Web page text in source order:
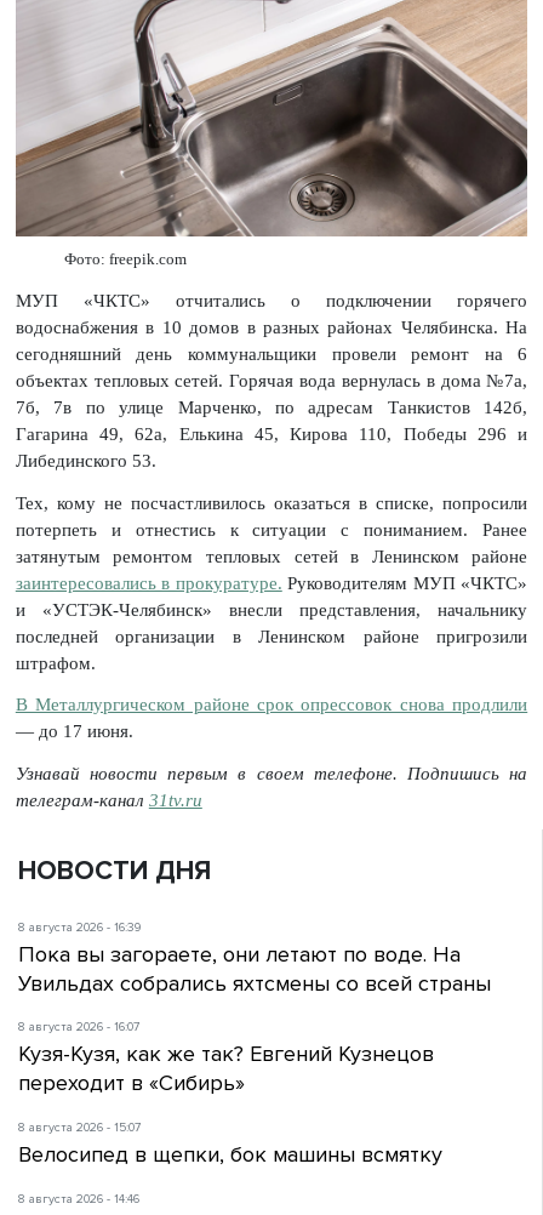
Фото: freepik.com
МУП «ЧКТС» отчитались о подключении горячего
водоснабжения в 10 домов в разных районах Челябинска. На
сегодняшний день коммунальщики провели ремонт на 6
объектах тепловых сетей. Горячая вода вернулась в дома №7а,
7б, 7в по улице Марченко, по адресам Танкистов 142б,
Гагарина 49, 62а, Елькина 45, Кирова 110, Победы 296 и
Либединского 53.
Тех, кому не посчастливилось оказаться в списке, попросили
потерпеть и отнестись к ситуации с пониманием. Ранее
затянутым ремонтом тепловых сетей в Ленинском районе
заинтересовались в прокуратуре. Руководителям МУП «ЧКТС»
и «УСТЭК-Челябинск» внесли представления, начальнику
последней организации в Ленинском районе пригрозили
штрафом.
В Металлургическом районе срок опрессовок снова продлили
— до 17 июня.
Узнавай новости первым в своем телефоне. Подпишись на
телеграм-канал 31tv.ru
НОВОСТИ ДНЯ
8 августа 2026 - 16:39
Пока вы загораете, они летают по воде. На
Увильдах собрались яхтсмены со всей страны
8 августа 2026 - 16:07
Кузя-Кузя, как же так? Евгений Кузнецов
переходит в «Сибирь»
8 августа 2026 - 15:07
Велосипед в щепки, бок машины всмятку
8 августа 2026 - 14:46